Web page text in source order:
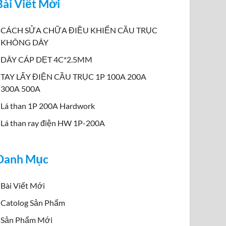
Viết Mới
CÁCH SỬA CHỮA ĐIỀU KHIỂN CẦU TRỤC
KHÔNG DÂY
DÂY CÁP DẸT 4C*2.5MM
TAY LẤY ĐIỆN CẦU TRỤC 1P 100A 200A
300A 500A
Lá than 1P 200A Hardwork
Lá than ray điện HW 1P-200A
Mục
Bài Viết Mới
Catolog Sản Phẩm
Sản Phẩm Mới